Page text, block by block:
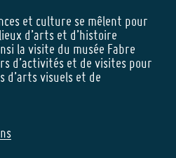
et culture se mêlent pour
d’arts et d’histoire
la visite du musée Fabre
d’activités et de visites pour
d’arts visuels et de